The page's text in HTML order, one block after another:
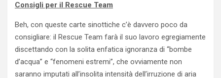
Consigli per il Rescue Team
Beh, con queste carte sinottiche c’è davvero poco da
consigliare: il Rescue Team farà il suo lavoro egregiamente
discettando con la solita enfatica ignoranza di “bombe
d’acqua” e “fenomeni estremi”, che ovviamente non
saranno imputati all’insolita intensità dell’irruzione di aria